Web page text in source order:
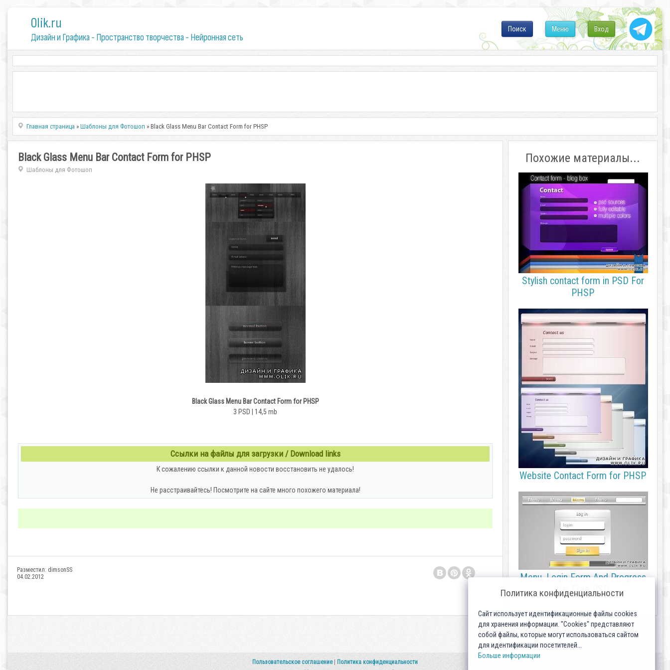
0lik.ru
Дизайн и Графика - Пространство творчества - Нейронная сеть
Вход
Меню
Поиск
Главная страница »Шаблоны для Фотошоп » Black Glass Menu Bar Contact Form for PHSP
Black Glass Menu Bar Contact Form for PHSP
Шаблоны для Фотошоп
Black Glass Menu Bar Contact Form for PHSP
3 PSD | 14,5 mb
Ссылки на файлы для загрузки / Download links
К сожалению ссылки к данной новости восстановить не удалось!
Не расстраивайтесь! Посмотрите на сайте много похожего материала!
Разместил: dimsonSS
04.02.2012
Похожие материалы...
Stylish contact form in PSD For
PHSP
Website Contact Form for PHSP
Menu, Login Form And Progress
bar Free PSD
Пользовательское соглашение Политика конфиденциальности
Политика конфиденциальности
Сайт использует идентификационные файлы cookies
для хранения информации. "Cookies" представляют
собой файлы, которые могут использоваться сайтом
для идентификации посетителей...
Больше информации